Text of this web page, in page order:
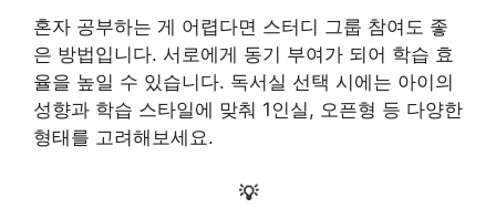
혼자 공부하는 게 어렵다면 스터디 그룹 참여도 좋
은 방법입니다. 서로에게 동기 부여가 되어 학습 효
율을 높일 수 있습니다. 독서실 선택 시에는 아이의
성향과 학습 스타일에 맞춰 1인실, 오픈형 등 다양한
형태를 고려해보세요.
💡